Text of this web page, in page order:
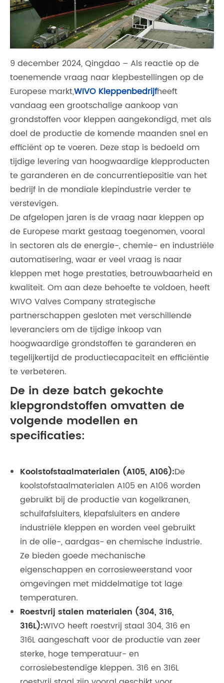
9 december 2024, Qingdao – Als reactie op de
toenemende vraag naar klepbestellingen op de
Europese markt,WIVO Kleppenbedrijfheeft
vandaag een grootschalige aankoop van
grondstoffen voor kleppen aangekondigd, met als
doel de productie de komende maanden snel en
efficiënt op te voeren. Deze stap is bedoeld om
tijdige levering van hoogwaardige klepproducten
te garanderen en de concurrentiepositie van het
bedrijf in de mondiale klepindustrie verder te
verstevigen.
De afgelopen jaren is de vraag naar kleppen op
de Europese markt gestaag toegenomen, vooral
in sectoren als de energie-, chemie- en industriële
automatisering, waar er veel vraag is naar
kleppen met hoge prestaties, betrouwbaarheid en
kwaliteit. Om aan deze behoefte te voldoen, heeft
WIVO Valves Company strategische
partnerschappen gesloten met verschillende
leveranciers om de tijdige inkoop van
hoogwaardige grondstoffen te garanderen en
tegelijkertijd de productiecapaciteit en efficiëntie
te verbeteren.
De in deze batch gekochte
klepgrondstoffen omvatten de
volgende modellen en
specificaties:
Koolstofstaalmaterialen (A105, A106):De
koolstofstaalmaterialen A105 en A106 worden
gebruikt bij de productie van kogelkranen,
schuifafsluiters, klepafsluiters en andere
industriële kleppen en worden veel gebruikt
in de olie-, aardgas- en chemische industrie.
Ze bieden goede mechanische
eigenschappen en corrosieweerstand voor
omgevingen met middelmatige tot lage
temperaturen.
Roestvrij stalen materialen (304, 316,
316L):WIVO heeft roestvrij staal 304, 316 en
316L aangeschaft voor de productie van zeer
sterke, hoge temperatuur- en
corrosiebestendige kleppen. 316 en 316L